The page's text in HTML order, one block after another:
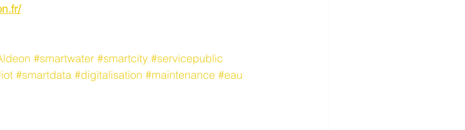
#smartwater #smartcity #servicepublic
#smartdata #digitalisation #maintenance #eau